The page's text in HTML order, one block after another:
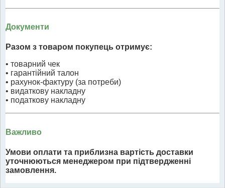
Документи
Разом з товаром покупець отримує:
• товарний чек
• гарантійний талон
• рахунок-фактуру (за потреби)
• видаткову накладну
• податкову накладну
Важливо
Умови оплати та приблизна вартість доставки
уточнюються менеджером при підтвердженні
замовлення.